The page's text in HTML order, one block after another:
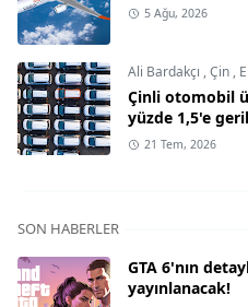
5 Ağu, 2026
Ali Bardakçı ,Çin ,
Çinli otomobil
yüzde 1,5'e
21 Tem, 2026
SON HABERLER
GTA 6'nın
yayınlanacak!